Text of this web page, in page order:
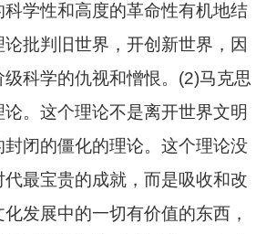
学性和高度的革命性有机地结
批判旧世界，开创新世界，因
科学的仇视和憎恨。 (2)马克思
。这个理论不是离开世界文明
闭的僵化的理论。这个理论没
最宝贵的成就，而是吸收和改
发展中的一切有价值的东西，